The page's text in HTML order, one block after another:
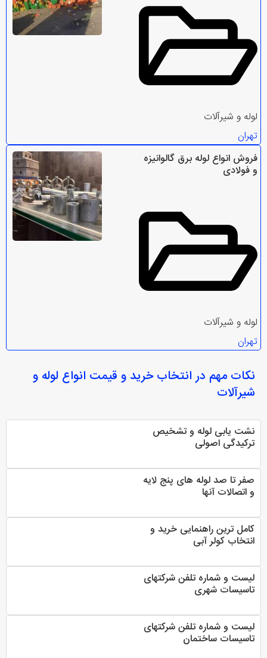
لوله و شیرآلات
تهران
فروش انواع لوله برق گالوانیزه
و فولادی
لوله و شیرآلات
تهران
نکات مهم در انتخابخرید و قیمت انواع لوله و
شیرآلات
نشت یابی لوله و تشخیص
ترکیدگی اصولی
صفر تا صد لوله های پنج لایه
و اتصالات آنها
کامل ترین راهنمایی خرید و
انتخاب کولر آبی
لیست و شماره تلفن شرکتهای
تاسیسات شهری
لیست و شماره تلفن شرکتهای
تاسیسات ساختمان